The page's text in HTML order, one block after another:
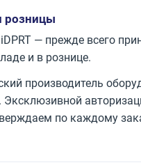
розницы
— прежде всего
и в рознице.
производитель
Эксклюзивной
по каждому